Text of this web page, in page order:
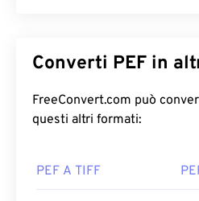
Pentax, che memorizza
lavorare con un'immagine
immagini di alta qualità, la
Converti
FreeConvert.com può convertire
questi altri formati:
PEF A TIFF